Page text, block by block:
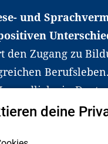
und
den Zugang zu
in
deine